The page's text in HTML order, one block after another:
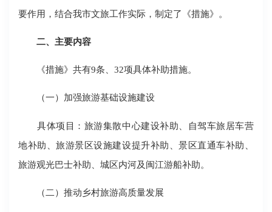
要作用，结合我市文旅工作实际，制定了《措施》。
二、主要内容
《措施》共有9条、32项具体补助措施。
（一）加强旅游基础设施建设
具体项目：旅游集散中心建设补助、自驾车旅居车营
地补助、旅游景区设施建设提升补助、景区直通车补助、
旅游观光巴士补助、城区内河及闽江游船补助。
（二）推动乡村旅游高质量发展